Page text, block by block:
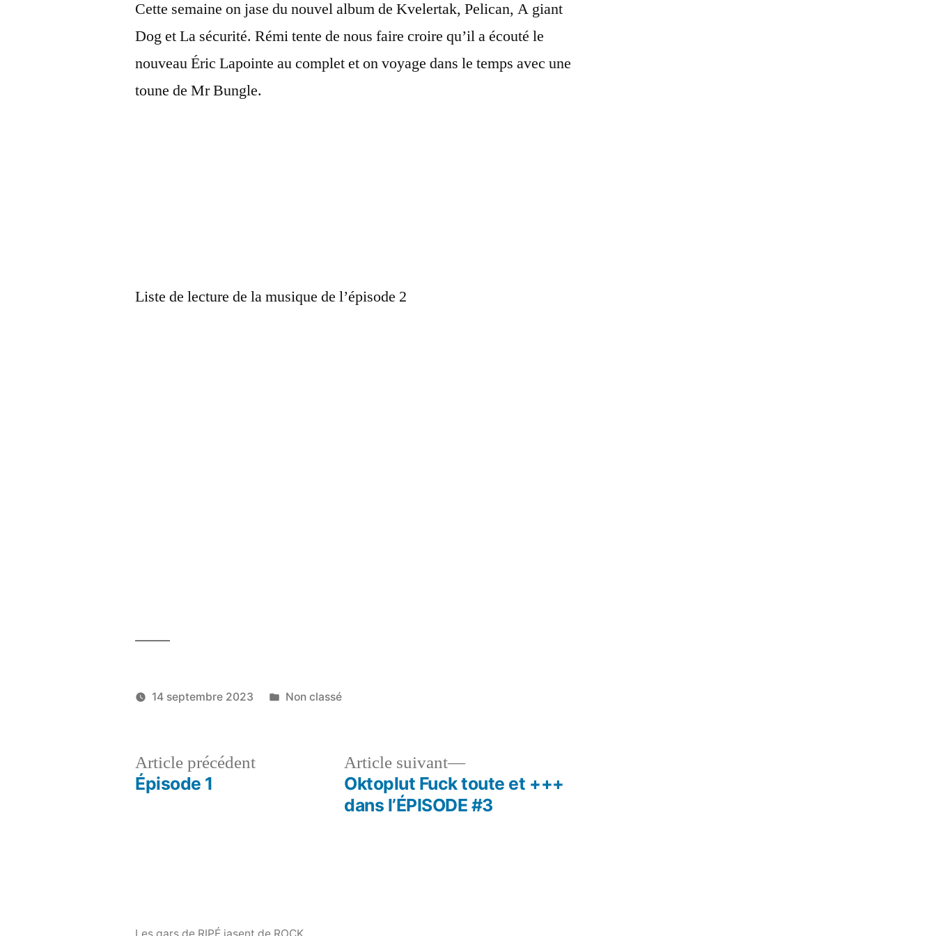
Cette semaine on jase du nouvel album de Kvelertak, Pelican, A giant
Dog et La sécurité. Rémi tente de nous faire croire qu’il a écouté le
nouveau Éric Lapointe au complet et on voyage dans le temps avec une
toune de Mr Bungle.
Liste de lecture de la musique de l’épisode 2
14 septembre 2023
Publié
Non classé
NavigationArticle précédentArticle
Épisode 1
Article suivant
Article
Suivant :
Oktoplut Fuck toute et +++
dans l’ÉPISODE #3
Les gars de RIPÉ jasent de ROCK